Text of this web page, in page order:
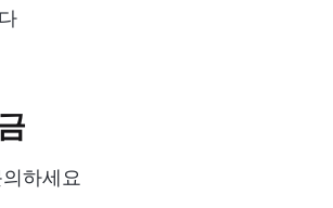
하세요